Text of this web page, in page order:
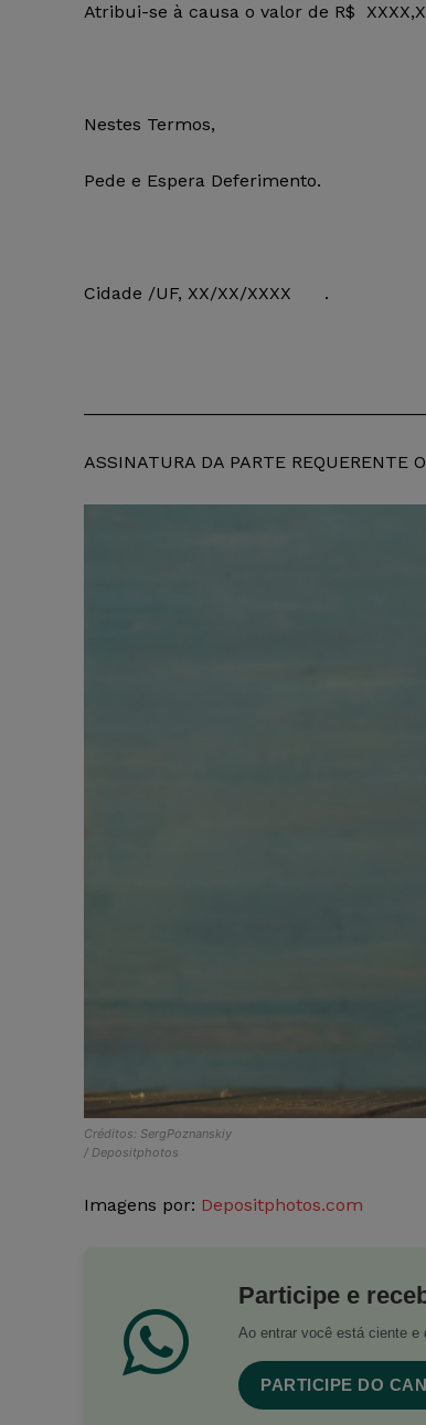
Atribui-se à causa o valor de R$
Nestes Termos,
Pede e Espera Deferimento.
Cidade /UF, XX/XX/XXXX .
ASSINATURA DA PARTE REQUERENTE
Créditos: SergPoznanskiy
/ Depositphotos
Imagens por: Depositphotos.com
Participe e
Ao entrar você está ciente e
PARTICIPE DO